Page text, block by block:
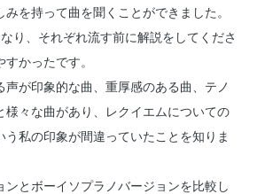
みを持って曲を聞くことができました。
り、それぞれ流す前に解説をしてくださ
かったです。
声が印象的な曲、重厚感のある曲、テノ
様々な曲があり、レクイエムについての
う私の印象が間違っていたことを知りま
ンとボーイソプラノバージョンを比較し